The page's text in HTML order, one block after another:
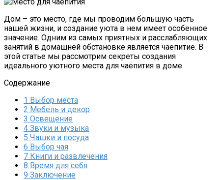
Дом – это место, где мы проводим большую часть
нашей жизни, и создание уюта в нем имеет особенное
значение. Одним из самых приятных и расслабляющих
занятий в домашней обстановке является чаепитие. В
этой статье мы рассмотрим секреты создания
идеального уютного места для чаепития в доме.
Содержание
1 Выбор места
2 Мебель и декор
3 Освещение
4 Звуки и музыка
5 Чашки и посуда
6 Выбор чая
7 Книги и развлечения
8 Время для себя
9 Заключение